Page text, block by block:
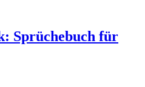
Sprüchebuch für